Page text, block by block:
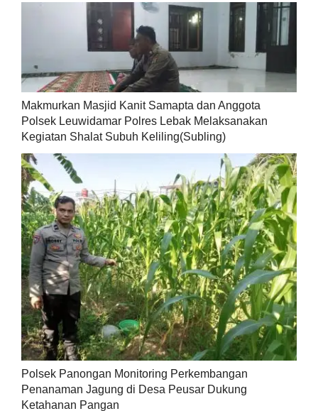
Makmurkan Masjid Kanit Samapta dan Anggota
Polsek Leuwidamar Polres Lebak Melaksanakan
Kegiatan Shalat Subuh Keliling(Subling)
Polsek Panongan Monitoring Perkembangan
Penanaman Jagung di Desa Peusar Dukung
Ketahanan Pangan